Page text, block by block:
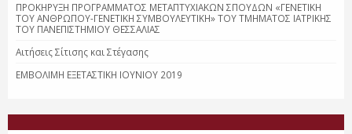
ΠΡΟΚΗΡΥΞΗ ΠΡΟΓΡΑΜΜΑΤΟΣ ΜΕΤΑΠΤΥΧΙΑΚΩΝ ΣΠΟΥΔΩΝ «ΓΕΝΕΤΙΚΗ
ΤΟΥ ΑΝΘΡΩΠΟΥ-ΓΕΝΕΤΙΚΗ ΣΥΜΒΟΥΛΕΥΤΙΚΗ» ΤΟΥ ΤΜΗΜΑΤΟΣ ΙΑΤΡΙΚΗΣ
ΤΟΥ ΠΑΝΕΠΙΣΤΗΜΙΟΥ ΘΕΣΣΑΛΙΑΣ
Αιτήσεις Σίτισης και Στέγασης
ΕΜΒΟΛΙΜΗ ΕΞΕΤΑΣΤΙΚΗ ΙΟΥΝΙΟΥ 2019